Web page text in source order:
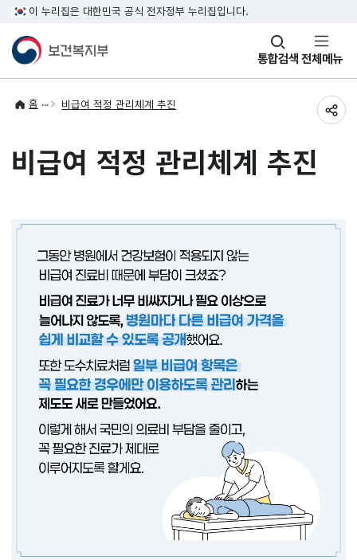
이 누리집은 대한민국 공식 전자정부 누리집입니다.
통합검색
창
열기 전체메뉴
홈 비급여 적정 관리체계 추진
비급여 적정 관리체계 추진